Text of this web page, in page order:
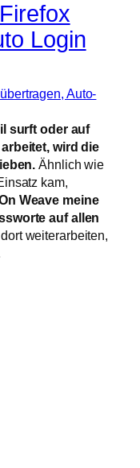
Login
surft oder auf
wird die
Ähnlich wie
kam,
Weave meine
auf allen
weiterarbeiten,